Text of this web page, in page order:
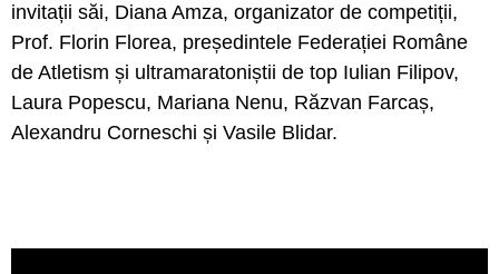
invitații săi, Diana Amza, organizator de competiții,
Prof. Florin Florea, președintele Federației Române
de Atletism și ultramaratoniștii de top Iulian Filipov,
Laura Popescu, Mariana Nenu, Răzvan Farcaș,
Alexandru Corneschi și Vasile Blidar.